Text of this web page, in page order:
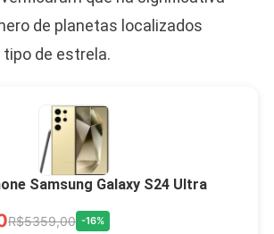
de planetas localizados
de estrela.
Samsung Galaxy S24 Ultra
R$5359,00 -16%